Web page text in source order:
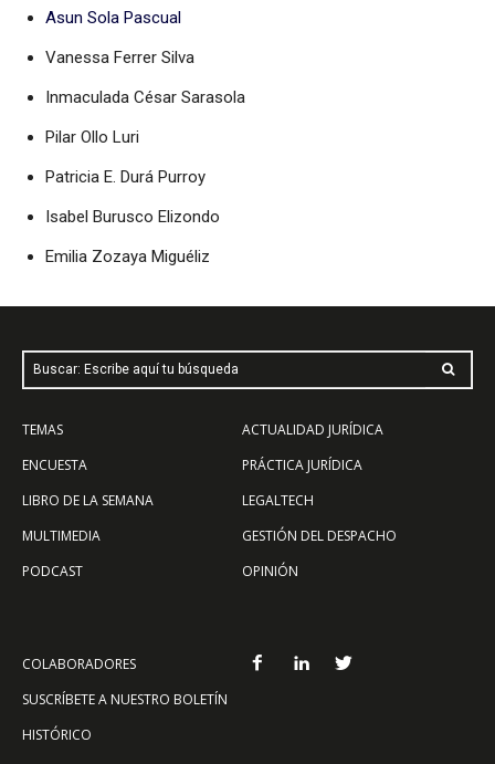
Asun Sola Pascual
Vanessa Ferrer Silva
Inmaculada César Sarasola
Pilar Ollo Luri
Patricia E. Durá Purroy
Isabel Burusco Elizondo
Emilia Zozaya Miguéliz
Buscar: Escribe aquí tu búsqueda
TEMAS
ENCUESTA
LIBRO DE LA SEMANA
MULTIMEDIA
PODCAST
ACTUALIDAD JURÍDICA
PRÁCTICA JURÍDICA
LEGALTECH
GESTIÓN DEL DESPACHO
OPINIÓN
COLABORADORES
SUSCRÍBETE A NUESTRO BOLETÍN
HISTÓRICO